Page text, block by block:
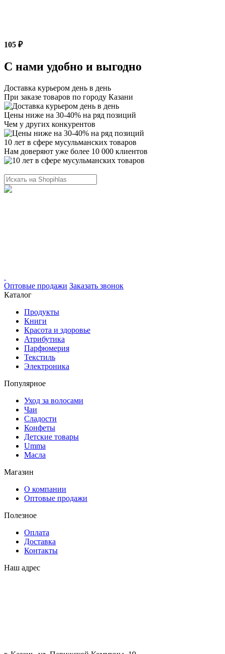
105 ₽
С нами удобно и выгодно
Доставка курьером день в день
При заказе товаров по городу Казани
Цены ниже на 30-40% на ряд позиций
Чем у других конкурентов
10 лет в сфере мусульманских товаров
Нам доверяют уже более 10 000 клиентов
Оптовые продажи Заказать звонок
Каталог
Продукты
Книги
Красота и здоровье
Атрибутика
Парфюмерия
Текстиль
Электроника
Популярное
Уход за волосами
Чаи
Сладости
Конфеты
Детские товары
Umma
Масла
Магазин
О компании
Оптовые продажи
Полезное
Оплата
Доставка
Контакты
Наш адрес